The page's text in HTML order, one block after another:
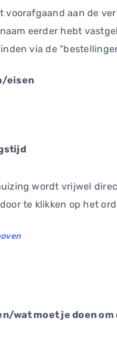
voorafgaand aan de
eerder hebt
via de
eisen
wordt vrijwel
te klikken op het
wat moet je doen